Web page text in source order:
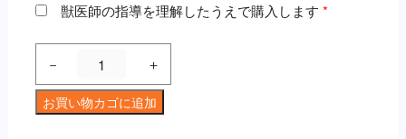
獣医師の指導を理解したうえで購入します *
－
ィ
ア
＋
お買い物カゴに追加